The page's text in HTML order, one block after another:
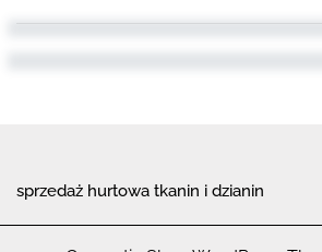
Post
sprzedaż hurtowa tkanin i dzianin